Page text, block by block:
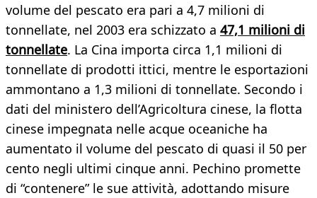
volume del pescato era pari a 4,7 milioni di
tonnellate, nel 2003 era schizzato a 47,1 milioni di
tonnellate. La Cina importa circa 1,1 milioni di
tonnellate di prodotti ittici, mentre le esportazioni
ammontano a 1,3 milioni di tonnellate. Secondo i
dati del ministero dell’Agricoltura cinese, la flotta
cinese impegnata nelle acque oceaniche ha
aumentato il volume del pescato di quasi il 50 per
cento negli ultimi cinque anni. Pechino promette
di “contenere” le sue attività, adottando misure